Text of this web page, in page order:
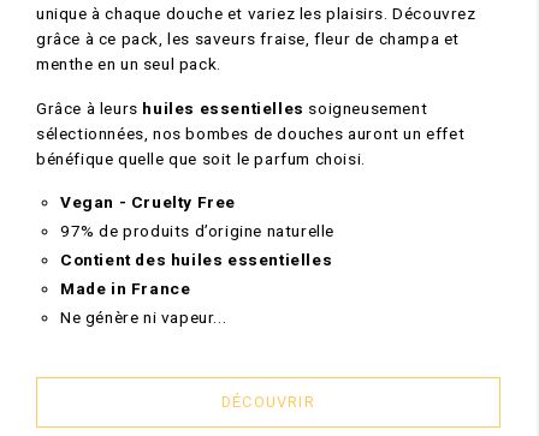
unique à chaque douche et variez les plaisirs. Découvrez
grâce à ce pack, les saveurs fraise, fleur de champa et
menthe en un seul pack.
Grâce à leurs huiles essentielles soigneusement
sélectionnées, nos bombes de douches auront un effet
bénéfique quelle que soit le parfum choisi.
Vegan - Cruelty Free
97% de produits d’origine naturelle
Contient des huiles essentielles
Made in France
Ne génère ni vapeur...
DÉCOUVRIR